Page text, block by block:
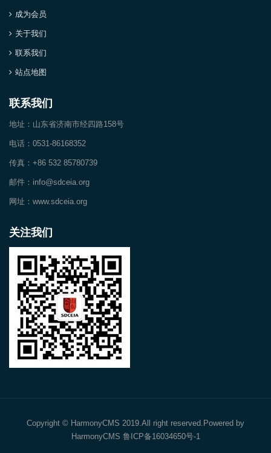
成为会员
关于我们
联系我们
站点地图
联系我们
地址：山东省济南市经四路158号
电话：0531-86168352
传真：+86 532 85780739
邮件：info@sdceia.org
网址：www.sdceia.org
关注我们
Copyright © HarmonyCMS 2019.All right reserved.Powered by
HarmonyCMS 鲁ICP备16034650号-1